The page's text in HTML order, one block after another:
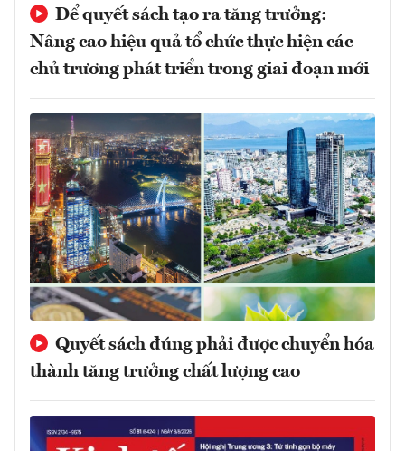
Để quyết sách tạo ra tăng trưởng:
Nâng cao hiệu quả tổ chức thực hiện các
chủ trương phát triển trong giai đoạn mới
Quyết sách đúng phải được chuyển hóa
thành tăng trưởng chất lượng cao